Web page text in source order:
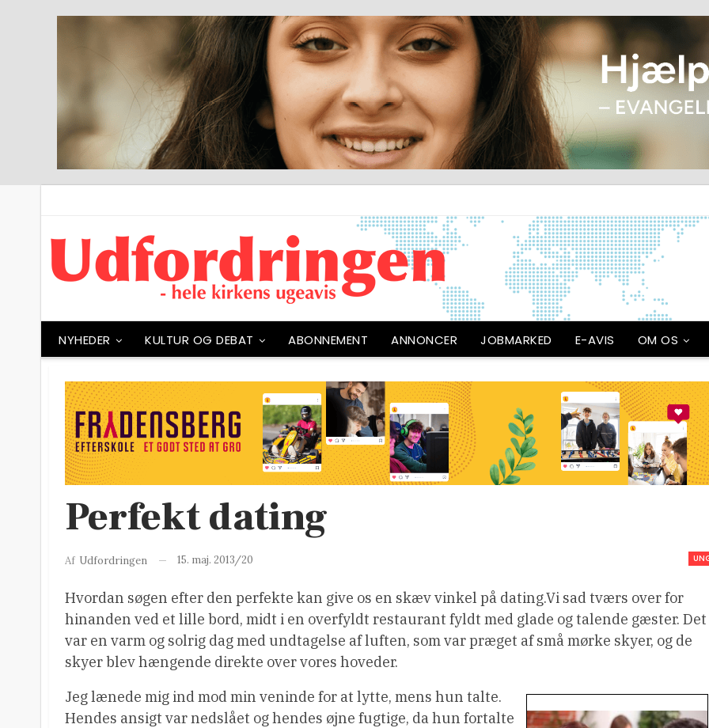
NYHEDER KULTUR OG DEBAT ABONNEMENT ANNONCER JOBMARKED E-AVIS OM OS
Perfekt dating
Af Udfordringen 15. maj. 2013/20
Hvordan søgen efter den perfekte kan give os en skæv vinkel på dating.Vi sad tværs over for
hinanden ved et lille bord, midt i en overfyldt restaurant fyldt med glade og talende gæster. Det
var en varm og solrig dag med undtagelse af luften, som var præget af små mørke skyer, og de
skyer blev hængende direkte over vores hoveder.
Jeg lænede mig ind mod min veninde for at lytte, mens hun talte.
Hendes ansigt var nedslået og hendes øjne fugtige, da hun fortalte